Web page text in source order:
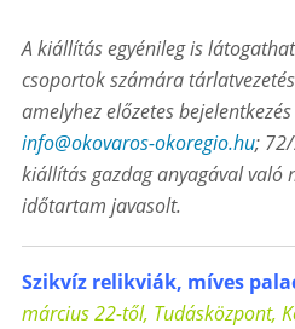
A kiállítás egyénileg is
csoportok számára
amelyhez előzetes
info@okovaros-okoregio.hu;
kiállítás gazdag anyagával való
időtartam javasolt.
Szikvíz relikviák, míves
március 22-től, Tudásközpont,